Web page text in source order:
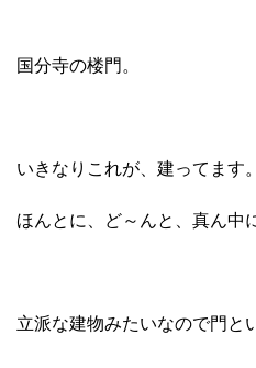
国分寺の楼門。
いきなりこれが、建ってます。
ほんとに、ど～んと、真ん中
立派な建物みたいなので門と